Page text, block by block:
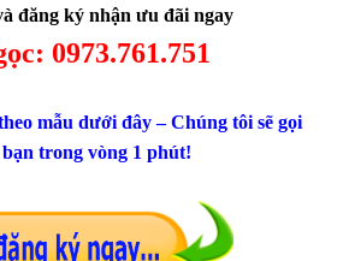
đăng ký nhận ưu đãi ngay
0973.761.751
mẫu dưới đây – Chúng tôi sẽ gọi
trong vòng 1 phút!